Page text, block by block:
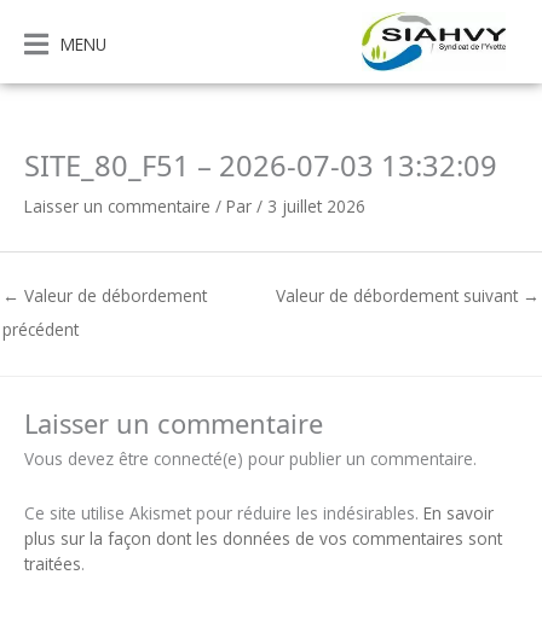
contenu
MENU
SITE_80_F51 – 2026-07-03 13:32:09
Laisser un commentaire / Par / 3 juillet 2026
← Valeur de débordement
précédent
Valeur de débordement suivant →
Laisser un commentaire
Vous devez être connecté(e) pour publier un commentaire.
Ce site utilise Akismet pour réduire les indésirables. En savoir
plus sur la façon dont les données de vos commentaires sont
traitées.